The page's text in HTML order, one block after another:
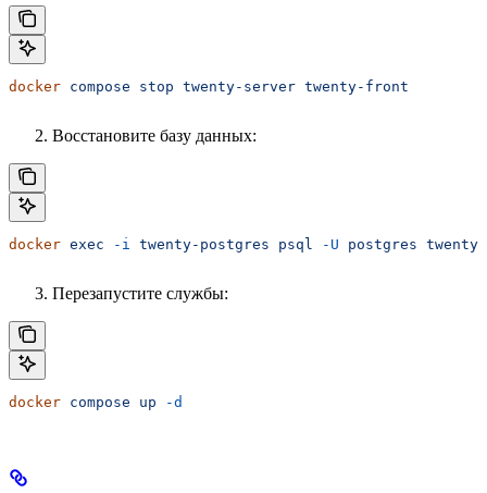
docker compose stop twenty-server twenty-front
Восстановите базу данных:
docker exec -i twenty-postgres psql -U postgres twenty
Перезапустите службы:
docker compose up -d